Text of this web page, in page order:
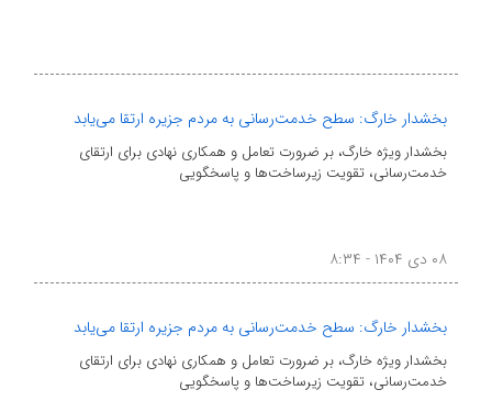
بخشدار خارگ: سطح خدمت‌رسانی به مردم جزیره ارتقا می‌یابد
بخشدار ویژه خارگ، بر ضرورت تعامل و همکاری نهادی برای ارتقای
خدمت‌رسانی، تقویت زیرساخت‌ها و پاسخگویی
۰۸ دی ۱۴۰۴ - ۸:۳۴
بخشدار خارگ: سطح خدمت‌رسانی به مردم جزیره ارتقا می‌یابد
بخشدار ویژه خارگ، بر ضرورت تعامل و همکاری نهادی برای ارتقای
خدمت‌رسانی، تقویت زیرساخت‌ها و پاسخگویی